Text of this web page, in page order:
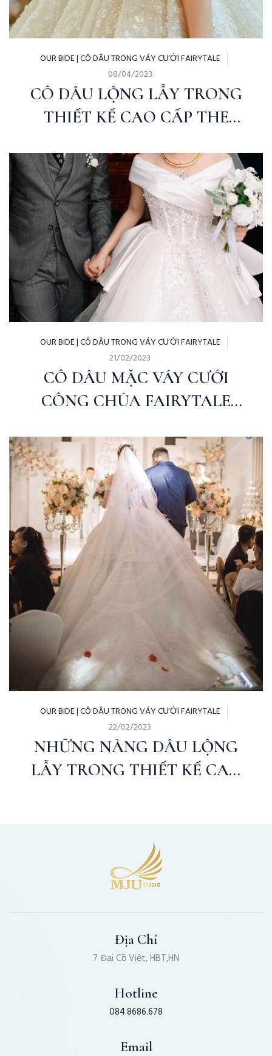
OUR BIDE | CÔ DÂU TRONG VÁY CƯỚI FAIRYTALE
08/04/2023
CÔ DÂU LỘNG LẪY TRONG
THIẾT KẾ CAO CẤP THE
BRIDAL & MJU STUDIO
OUR BIDE | CÔ DÂU TRONG VÁY CƯỚI FAIRYTALE
21/02/2023
CÔ DÂU MẶC VÁY CƯỚI
CÔNG CHÚA FAIRYTALE
OUR BIDE | CÔ DÂU TRONG VÁY CƯỚI FAIRYTALE
22/02/2023
NHỮNG NÀNG DÂU LỘNG
LẪY TRONG THIẾT KẾ CAO
Địa Chỉ
7 Đại Cồ Việt, HBT,HN
Hotline
084.8686.678
Email